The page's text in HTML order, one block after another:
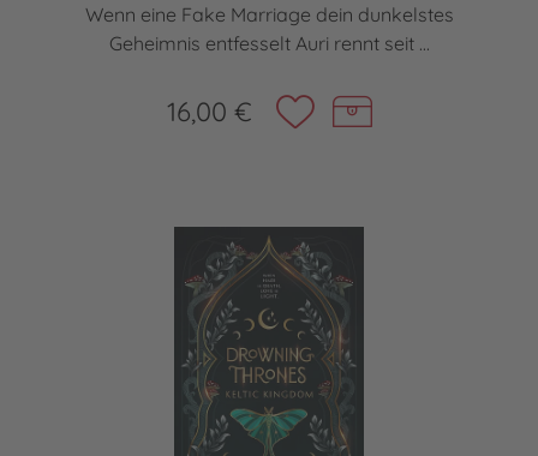
Wenn eine Fake Marriage dein dunkelstes
Geheimnis entfesselt Auri rennt seit ...
16,00 €